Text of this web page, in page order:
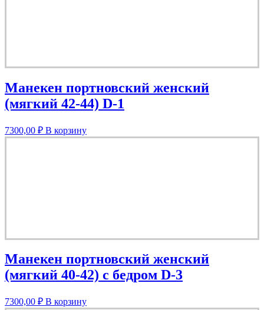
Манекен портновский женский
(мягкий 42-44) D-1
7300,00 ₽ В корзину
Манекен портновский женский
(мягкий 40-42) с бедром D-3
7300,00 ₽ В корзину